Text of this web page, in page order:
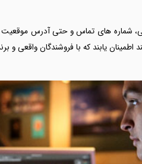
شماره های تماس و حتی آدرس
اطمینان یابند که با فروشندگان واقعی و